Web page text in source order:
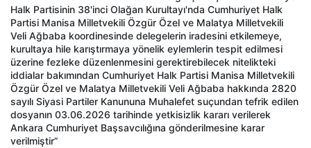
Halk Partisinin 38'inci Olağan Kurultayı'nda Cumhuriyet Halk
Partisi Manisa Milletvekili Özgür Özel ve Malatya Milletvekili
Veli Ağbaba koordinesinde delegelerin iradesini etkilemeye,
kurultaya hile karıştırmaya yönelik eylemlerin tespit edilmesi
üzerine fezleke düzenlenmesini gerektirebilecek nitelikteki
iddialar bakımından Cumhuriyet Halk Partisi Manisa Milletvekili
Özgür Özel ve Malatya Milletvekili Veli Ağbaba hakkında 2820
sayılı Siyasi Partiler Kanununa Muhalefet suçundan tefrik edilen
dosyanın 03.06.2026 tarihinde yetkisizlik kararı verilerek
Ankara Cumhuriyet Başsavcılığına gönderilmesine karar
verilmiştir”